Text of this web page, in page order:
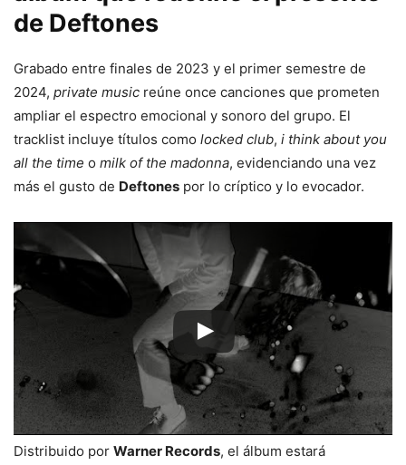
de Deftones
Grabado entre finales de 2023 y el primer semestre de
2024, private music reúne once canciones que prometen
ampliar el espectro emocional y sonoro del grupo. El
tracklist incluye títulos como locked club, i think about you
all the time o milk of the madonna, evidenciando una vez
más el gusto de Deftones por lo críptico y lo evocador.
Distribuido por Warner Records, el álbum estará